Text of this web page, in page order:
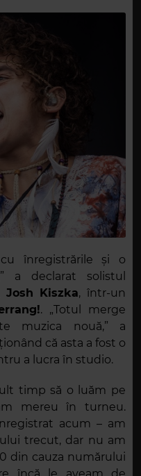
înregistrările și o
a declarat solistul
Josh Kiszka, într-un
. „Totul merge
muzica nouă,” a
că asta a fost o
a lucra în studio.
timp să o luăm pe
mereu în turneu.
acum – am
trecut, dar nu am
din cauza numărului